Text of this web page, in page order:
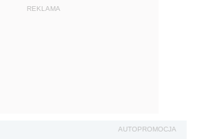
REKLAMA
AUTOPROMOCJA